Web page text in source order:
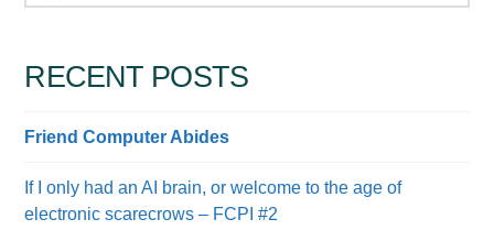
RECENT POSTS
Friend Computer Abides
If I only had an AI brain, or welcome to the age of
electronic scarecrows – FCPI #2